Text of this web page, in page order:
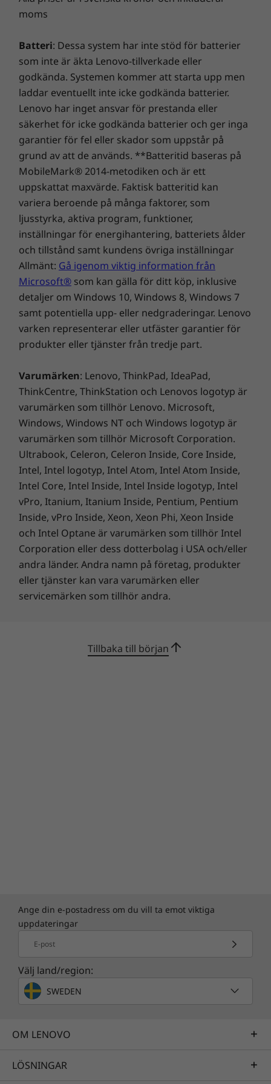
Snabb laddning när som helst
Börjar batteriet ta slut och du har ont om tid?
Ideapad 330s har stöd för Rapid Charge – 15
minuters laddning ger dig upp till 2 timmars
användning.* Du kan dessutom ladda din
mobil och andra enheter via USB 3.0-porten,
också när datorn är avstängd. Så att du kan ta
vara på varje ögonblick.
*I avstängt läge. 65 W strömförsörjning krävs.
Dra fördel av det bästa i Windows 10 med en
ny uppdatering som är fullpackad med
spännande funktioner. Den omdesignade
appen Foton gör det enklare – och roligare –
att berätta din historia med video: Lägg till ett
soundtrack, använd övergångar, tillämpa 3D-
effekter och mycket annat. Det är enklare än
någonsin att dela med dig, med lättanvända
inställningar som gör att du snabbt når de
personer som är viktigast för dig.
vidvinkelbild med rakbladstunn 5,7 mm
bildskärmsram och ger en dynamisk
förstklassig prestanda och säkerhet för datorer!
moms
Batteri: Dessa system har inte stöd för batterier
som inte är äkta Lenovo-tillverkade eller
godkända. Systemen kommer att starta upp men
laddar eventuellt inte icke godkända batterier.
Lenovo har inget ansvar för prestanda eller
säkerhet för icke godkända batterier och ger inga
garantier för fel eller skador som uppstår på
grund av att de används. **Batteritid baseras på
MobileMark® 2014-metodiken och är ett
uppskattat maxvärde. Faktisk batteritid kan
variera beroende på många faktorer, som
ljusstyrka, aktiva program, funktioner,
inställningar för energihantering, batteriets ålder
och tillstånd samt kundens övriga inställningar
Allmänt: Gå igenom viktig information från
Microsoft® som kan gälla för ditt köp, inklusive
detaljer om Windows 10, Windows 8, Windows 7
samt potentiella upp- eller nedgraderingar. Lenovo
varken representerar eller utfäster garantier för
produkter eller tjänster från tredje part.
Varumärken: Lenovo, ThinkPad, IdeaPad,
ThinkCentre, ThinkStation och Lenovos logotyp är
varumärken som tillhör Lenovo. Microsoft,
Windows, Windows NT och Windows logotyp är
varumärken som tillhör Microsoft Corporation.
Ultrabook, Celeron, Celeron Inside, Core Inside,
Intel, Intel logotyp, Intel Atom, Intel Atom Inside,
Intel Core, Intel Inside, Intel Inside logotyp, Intel
vPro, Itanium, Itanium Inside, Pentium, Pentium
Inside, vPro Inside, Xeon, Xeon Phi, Xeon Inside
och Intel Optane är varumärken som tillhör Intel
Corporation eller dess dotterbolag i USA och/eller
andra länder. Andra namn på företag, produkter
eller tjänster kan vara varumärken eller
servicemärken som tillhör andra.
Tillbaka till början
Ange din e-postadress om du vill ta emot viktiga
uppdateringar
E-post
Välj land/region:
SWEDEN
OM LENOVO
LÖSNINGAR